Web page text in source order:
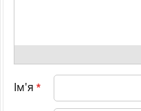
Ім'я *